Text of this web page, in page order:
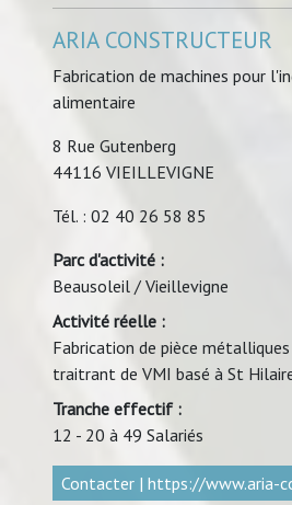
ARIA CONSTRUCTEUR
Fabrication de machines pour
alimentaire
8 Rue Gutenberg
44116 VIEILLEVIGNE
Tél. : 02 40 26 58 85
Parc d'activité :
Beausoleil / Vieillevigne
Activité réelle :
Fabrication de pièce métalliques
traitrant de VMI basé à St
Tranche effectif :
12 - 20 à 49 Salariés
Contacter | https://www.aria-